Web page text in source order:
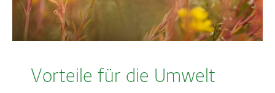
Vorteile für die Umwelt